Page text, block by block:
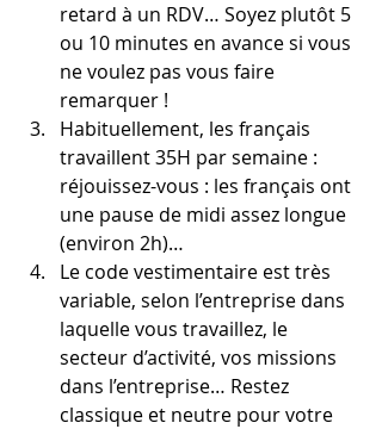
retard à un RDV… Soyez plutôt 5
ou 10 minutes en avance si vous
ne voulez pas vous faire
remarquer !
Habituellement, les français
travaillent 35H par semaine :
réjouissez-vous : les français ont
une pause de midi assez longue
(environ 2h)…
Le code vestimentaire est très
variable, selon l’entreprise dans
laquelle vous travaillez, le
secteur d’activité, vos missions
dans l’entreprise… Restez
classique et neutre pour votre